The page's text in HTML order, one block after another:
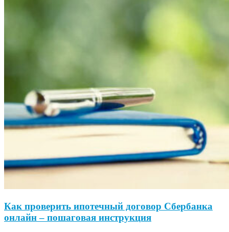
Как проверить ипотечный договор Сбербанка
онлайн – пошаговая инструкция